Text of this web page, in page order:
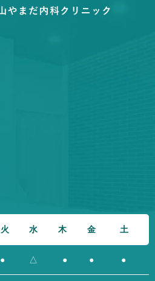
火 水 木 金 土
● △ ● ● ●